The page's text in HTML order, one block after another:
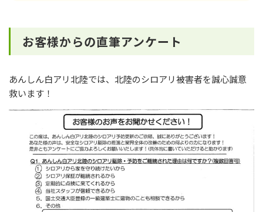
お客様からの直筆アンケート
あんしん白アリ北陸では、北陸のシロアリ被害者を誠心誠意
救います！